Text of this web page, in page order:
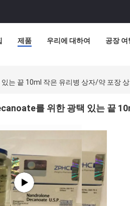
제품 우리에 대하여 공장 여
는 끝 10ml 작은 유리병 상자/약 포장
를 위한 광택 있는 끝